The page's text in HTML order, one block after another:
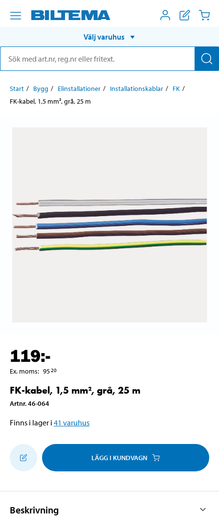
Välj varuhus
Start Bygg Elinstallationer Installationskablar
FK
FK-kabel, 1,5 mm², grå, 25 m
119:-
Ex. moms: 9520
FK-kabel, 1,5 mm², grå, 25 m
Artnr.46-064
Finns i lager i 41 varuhus
LÄGG I KUNDVAGN
Beskrivning